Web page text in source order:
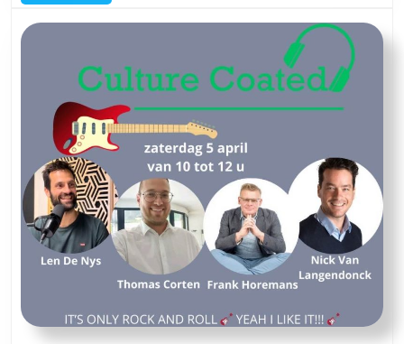
Jannemarie
Scheepbouwer,
Paul
Delaet,
Pedro
Strauwen
en
Liam
Vanderlinden